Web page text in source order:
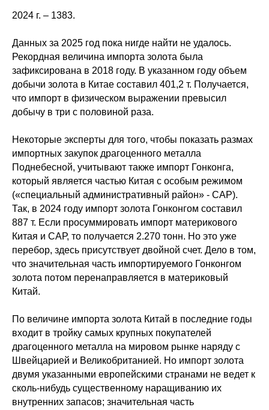
2024 г. – 1383.
Данных за 2025 год пока нигде найти не удалось.
Рекордная величина импорта золота была
зафиксирована в 2018 году. В указанном году объем
добычи золота в Китае составил 401,2 т. Получается,
что импорт в физическом выражении превысил
добычу в три с половиной раза.
Некоторые эксперты для того, чтобы показать размах
импортных закупок драгоценного металла
Поднебесной, учитывают также импорт Гонконга,
который является частью Китая с особым режимом
(«специальный административный район» - САР).
Так, в 2024 году импорт золота Гонконгом составил
887 т. Если просуммировать импорт материкового
Китая и САР, то получается 2.270 тонн. Но это уже
перебор, здесь присутствует двойной счет. Дело в том,
что значительная часть импортируемого Гонконгом
золота потом перенаправляется в материковый
Китай.
По величине импорта золота Китай в последние годы
входит в тройку самых крупных покупателей
драгоценного металла на мировом рынке наряду с
Швейцарией и Великобританией. Но импорт золота
двумя указанными европейскими странами не ведет к
сколь-нибудь существенному наращиванию их
внутренних запасов; значительная часть